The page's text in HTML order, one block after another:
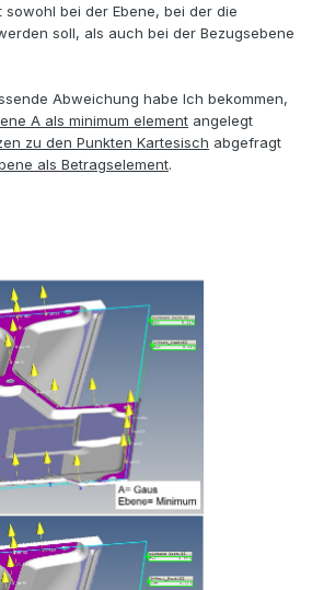
sowohl bei der Ebene, bei der die
soll, als auch bei der Bezugsebene
Abweichung habe Ich bekommen,
A als minimum element angelegt
zu den Punkten Kartesisch abgefragt
als Betragselement.